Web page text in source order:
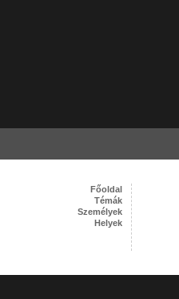
Főoldal
Témák
Személyek
Helyek